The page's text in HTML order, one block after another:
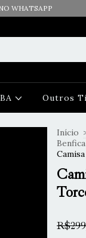
WHATSAPP
Outros
Início
Benfica